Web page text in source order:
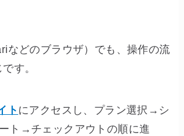
などのブラウザ）でも、操作の流
す。
ト にアクセスし、プラン選択→シ
ト→チェックアウトの順に進